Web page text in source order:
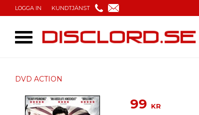
LOGGA IN KUNDTJÄNST
DVD ACTION
99 KR